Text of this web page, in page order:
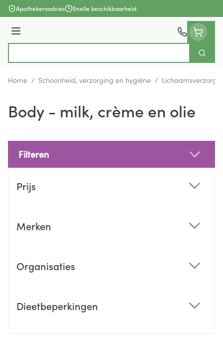
Ga naar de inhoud
Apothekersadvies Snelle beschikbaarheid
Menu
Zoek
Home / Schoonheid, verzorging en hygiëne /
Body - milk, crème en olie
Filteren
Prijs
Merken
Organisaties
Dieetbeperkingen